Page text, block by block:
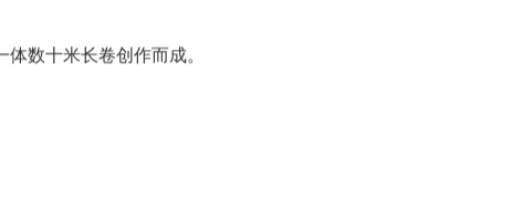
，北欧尚未见到另者所为。
数十米长卷创作而成。